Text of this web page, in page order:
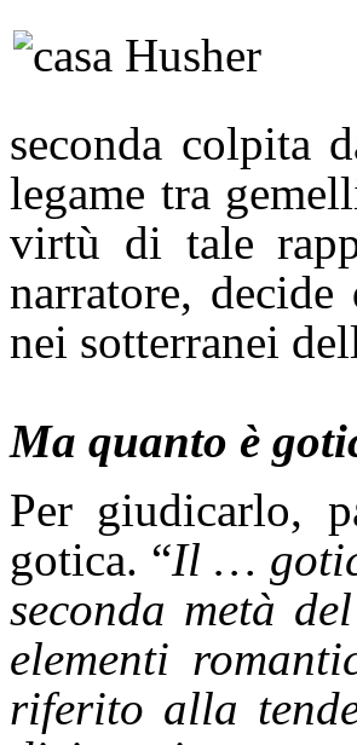
seconda colpita
legame tra
virtù di tale
narratore,
nei sotterranei
Ma quanto è
Per giudicarlo,
gotica. “Il …
seconda metà
elementi
riferito alla